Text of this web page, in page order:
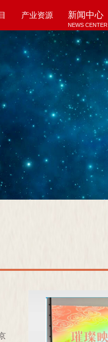
产业资源
RESOURCES
新闻中心
NEWS CENTER